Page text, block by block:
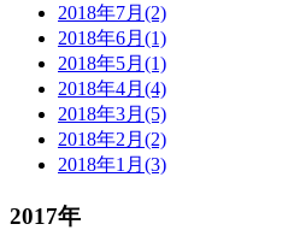
2018年7月(2)
2018年6月(1)
2018年5月(1)
2018年4月(4)
2018年3月(5)
2018年2月(2)
2018年1月(3)
2017年